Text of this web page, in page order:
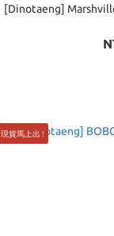
[Dinotaeng]
現貨馬上出 !